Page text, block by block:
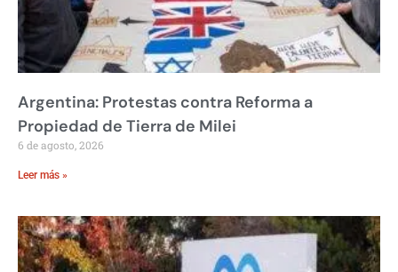
Argentina: Protestas contra Reforma a
Propiedad de Tierra de Milei
6 de agosto, 2026
Leer más »